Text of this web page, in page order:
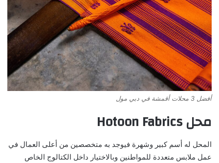
أفضل 3 محلات أقمشة في دبي مول
محل Hotoon Fabrics
المحل له أسم كبير وشهرة فيوجد به متخصصين من أعلى العمال في
عمل ملابس متعددة للمواطنين وبالاختيار داخل الكتالوج الخاص